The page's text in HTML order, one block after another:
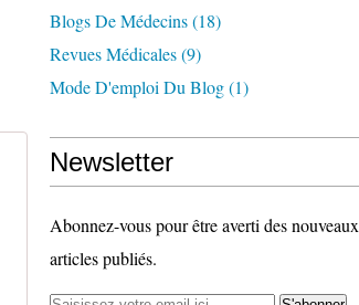
Blogs De Médecins(18)
Revues Médicales(9)
Mode D'emploi Du Blog(1)
Newsletter
Abonnez-vous pour être averti des nouveaux
articles publiés.